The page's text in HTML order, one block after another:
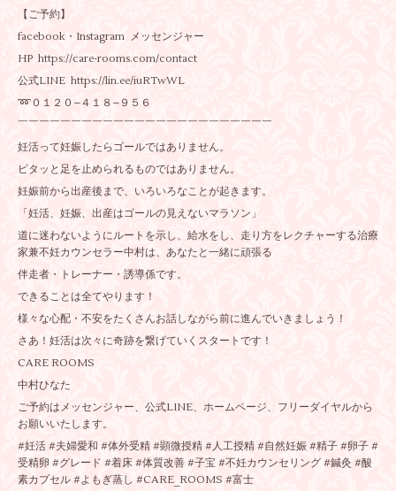
【ご予約】
facebook・Instagram メッセンジャー
HP https://care-rooms.com/contact
公式LINE https://lin.ee/iuRTwWL
➿️０１２０−４１８−９５６
￣￣￣￣￣￣￣￣￣￣￣￣￣￣￣￣￣￣￣￣￣￣￣￣
妊活って妊娠したらゴールではありません。
ピタッと足を止められるものではありません。
妊娠前から出産後まで、いろいろなことが起きます。
「妊活、妊娠、出産はゴールの見えないマラソン」
道に迷わないようにルートを示し、給水をし、走り方をレクチャーする治療
家兼不妊カウンセラー中村は、あなたと一緒に頑張る
伴走者・トレーナー・誘導係です。
できることは全てやります！
様々な心配・不安をたくさんお話しながら前に進んでいきましょう！
さあ！妊活は次々に奇跡を繋げていくスタートです！
CARE ROOMS
中村ひなた
ご予約はメッセンジャー、公式LINE、ホームページ、フリーダイヤルから
お願いいたします。
#妊活 #夫婦愛和 #体外受精 #顕微授精 #人工授精 #自然妊娠 #精子 #卵子 #
受精卵 #グレード #着床 #体質改善 #子宝 #不妊カウンセリング #鍼灸 #酸
素カプセル #よもぎ蒸し #CARE_ROOMS #富士